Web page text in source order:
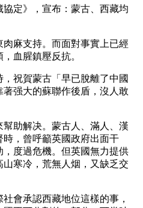
定》，宣布：蒙古、西藏均
麻支持。而面對事實上已經
血腥鎮壓反抗。
祝賀蒙古「早已脫離了中國
强大的蘇聯作後盾，沒人敢
助解决。蒙古人、滿人、漢
時，曾呼籲英國政府出面干
度過危機。但英國無力提供
寒冷，荒無人烟，又缺乏交
會承認西藏地位這樣的事，